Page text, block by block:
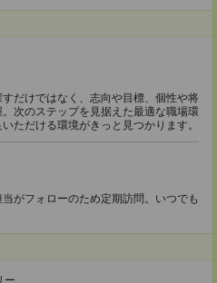
だけではなく、志向や目標、個性や将
次のステップを見据えた最適な職場環
ただける環境がきっと見つかります。
がフォローのため定期訪問。いつでも
ー